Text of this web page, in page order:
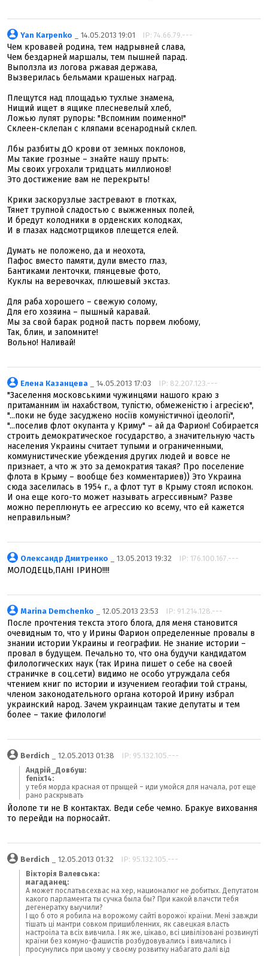
Yan Karpenko _ 14.05.2013 19:01 IP: 74.66.79.---
Чем кровавей родина, тем надрывней слава,
Чем бездарней маршалы, тем пышней парад.
Выползла из логова ржавая держава,
Вызверилась бельмами крашеных наград.
Плещутся над площадью тухлые знамена,
Нищий ищет в ящике плесневелый хлеб,
Ложью лупят рупоры: "Вспомним поименно!"
Склеен-склепан с кляпами всенародный склеп.
Лбы разбиты дО крови от земных поклонов,
Мы такие грозные – знайте нашу прыть:
Мы своих угрохали тридцать миллионов!
Это достижение вам не перекрыть!
Крики заскорузлые застревают в глотках,
Тянет трупной сладостью с выжженных полей,
И бредут колодники в орденских колодках,
И в глазах надсмотрщиков плещется елей.
Думать не положено, да и неохота,
Пафос вместо памяти, дули вместо глаз,
Бантиками ленточки, глянцевые фото,
Куклы на веревочках, плюшевый экстаз.
Для раба хорошего – свежую солому,
Для его хозяина – пышный каравай.
Мы за свой барак родной пасть порвем любому,
Так, блин, и запомните!
Вольно! Наливай!
Елена Казанцева _ 14.05.2013 17:03 IP: 82.207.123.---
"Заселення московськими чужинцями нашого краю з
притаманним їм нахабством, тупістю, обмеженістю і агресією",
"...поки не буде засуджено носіїв комуністичної ідеології",
"...поселив флот окупанта у Криму" – ай да Фарион! Собирается
строить демократическое государство, а значительную часть
населения Украины считает тупыми и ограниченными,
коммунистические убеждения других людей и вовсе не
признает, а что ж это за демократия такая? Про поселение
флота в Крыму – вообще без комментариев)) Это Украина
сюда заселилась в 1954 г., а флот тут в Крыму стоял испокон.
И она еще кого-то может называть агрессивным? Разве
можно переплюнуть ее агрессию ко всему, что ей кажется
неправильным?
Олександр Дмитренко _ 13.05.2013 19:32 IP: 176.100.167.---
МОЛОДЕЦЬ,ПАНІ ІРИНО!!!!
Marina Demchenko _ 12.05.2013 23:53 IP: 91.214.128.---
После прочтения текста этого блога, для меня становится
очевидным то, что у Ирины Фарион определенные провалы в
знании истории Украины и географии. Не знание истории –
провал в будущем. Печально то, что она будучи кандидатом
филологических наук (так Ирина пишет о себе на своей
страничке в соц.сети) видимо не особо утруждала себя
чтением книг по истории и изучением геогафии той страны,
членом законодательного органа которой Ирину избрал
украинский народ. Зачем украинцам такие депутаты и тем
более – такие филологи!
Berdich _ 12.05.2013 01:38 IP: 95.132.105.---
Андрій_Довбуш:
fenix14:
у тебя морда красная от прыщей – иди умойся для начала, рот еще
рано раскрывать
Йолопе ти не В контактах. Веди себе чемно. Бракуе виховання
то перейди на порносайт.
Berdich _ 12.05.2013 01:32 IP: 95.132.105.---
Вікторія Валевська:
магаданец:
А может послатьвсехвас на хер, националюг не добитых. Депутатом
какого парламента ты сучка была бы? При какой влачсти тебя
дегенератку выучили?
І що б ото я робила на ворожому сайті ворожої країни. Мені завжди
тішать ці мантри совком пришибленних, як савецкая власть
настроіла та всіх вивчила. І як же, цікаво, всі цивілізовані розвинуті
країни без комуно-фашистів розбудовувались і вивчались і
просунулись при цьому у своєму розвитку набагато далі від